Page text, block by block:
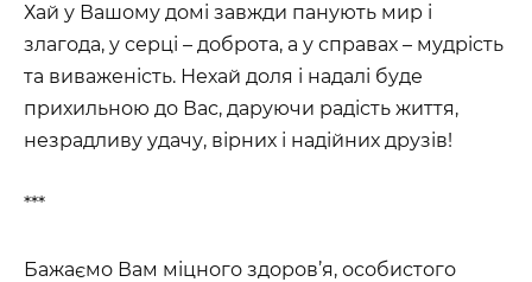
Хай у Вашому домі завжди панують мир і
злагода, у серці – доброта, а у справах – мудрість
та виваженість. Нехай доля і надалі буде
прихильною до Вас, даруючи радість життя,
незрадливу удачу, вірних і надійних друзів!
***
Бажаємо Вам міцного здоров’я, особистого